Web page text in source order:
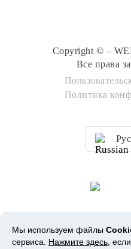
Copyright © –
Все права
Политика
Мы используем файлы
сервиса. Нажмите здесь ,